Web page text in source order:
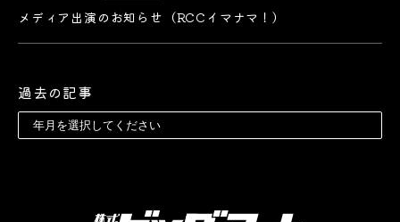
メディア出演のお知らせ（RCCイマナマ！）
過去の記事